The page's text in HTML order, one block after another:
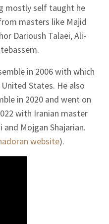
mostly self taught he
masters like Majid
Darioush Talaei, Ali-
in 2006 with which
States. He also
in 2020 and went on
with Iranian master
Mojgan Shajarian.
website).